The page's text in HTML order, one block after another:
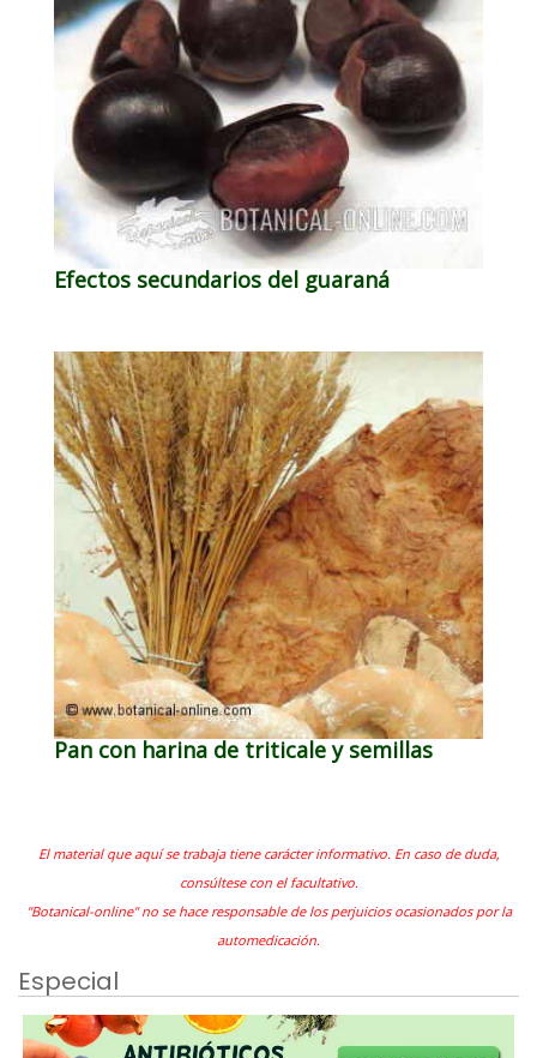
Efectos secundarios del guaraná
Pan con harina de triticale y semillas
El material que aquí se trabaja tiene carácter informativo. En caso de duda,
consúltese con el facultativo.
"Botanical-online" no se hace responsable de los perjuicios ocasionados por la
automedicación.
Especial